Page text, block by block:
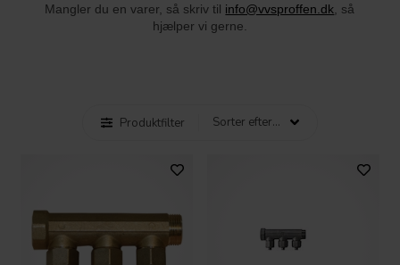
Mangler du en varer, så skriv til info@vvsproffen.dk , så
hjælper vi gerne.
Produktfilter